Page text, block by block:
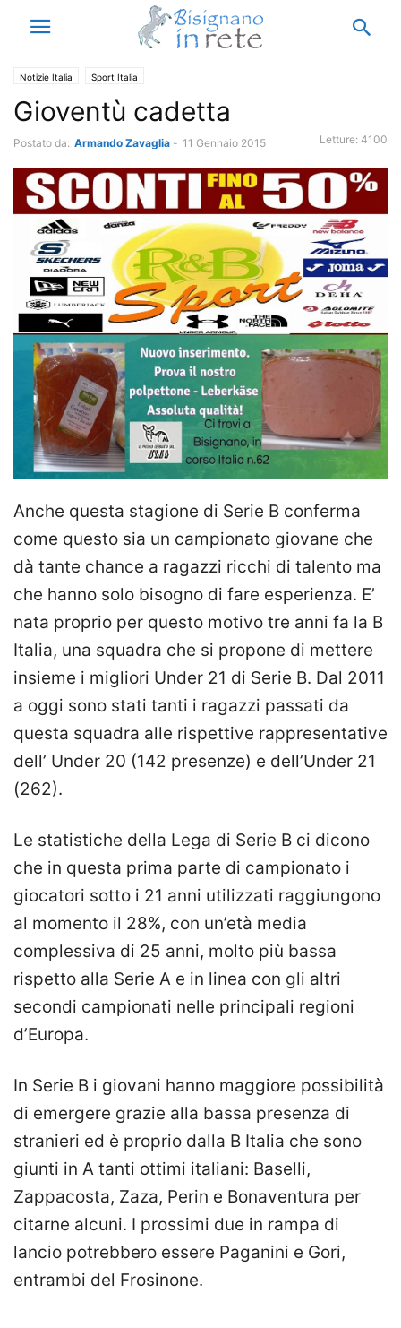
Notizie Italia Sport Italia
Gioventù cadetta
Postato da: Armando Zavaglia - 11 Gennaio 2015 Letture: 4100
Anche questa stagione di Serie B conferma
come questo sia un campionato giovane che
dà tante chance a ragazzi ricchi di talento ma
che hanno solo bisogno di fare esperienza. E’
nata proprio per questo motivo tre anni fa la B
Italia, una squadra che si propone di mettere
insieme i migliori Under 21 di Serie B. Dal 2011
a oggi sono stati tanti i ragazzi passati da
questa squadra alle rispettive rappresentative
dell’ Under 20 (142 presenze) e dell’Under 21
(262).
Le statistiche della Lega di Serie B ci dicono
che in questa prima parte di campionato i
giocatori sotto i 21 anni utilizzati raggiungono
al momento il 28%, con un’età media
complessiva di 25 anni, molto più bassa
rispetto alla Serie A e in linea con gli altri
secondi campionati nelle principali regioni
d’Europa.
In Serie B i giovani hanno maggiore possibilità
di emergere grazie alla bassa presenza di
stranieri ed è proprio dalla B Italia che sono
giunti in A tanti ottimi italiani: Baselli,
Zappacosta, Zaza, Perin e Bonaventura per
citarne alcuni. I prossimi due in rampa di
lancio potrebbero essere Paganini e Gori,
entrambi del Frosinone.